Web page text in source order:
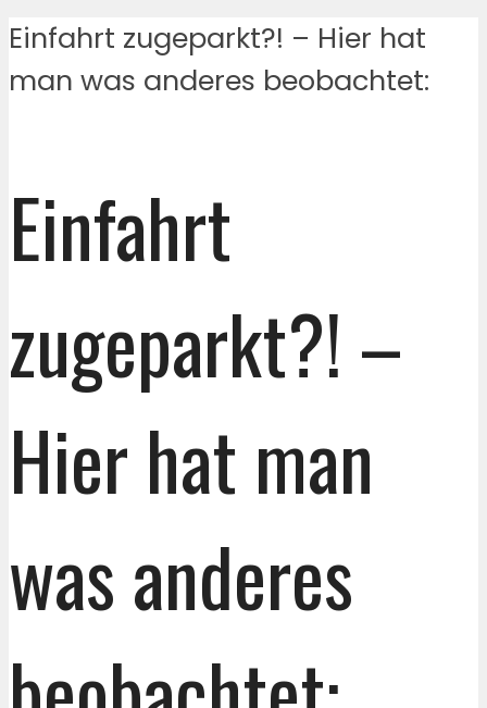
Einfahrt zugeparkt?! – Hier hat
man was anderes beobachtet:
Einfahrt
zugeparkt?! –
Hier hat man
was anderes